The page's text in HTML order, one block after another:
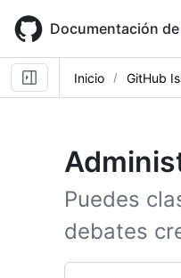
main
content
Documentación
Inicio GitHub
Puedes
debates